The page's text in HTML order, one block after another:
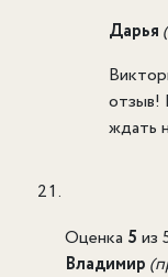
Дарья
отзыв!
ждать
Оценка 5 из
Владимир